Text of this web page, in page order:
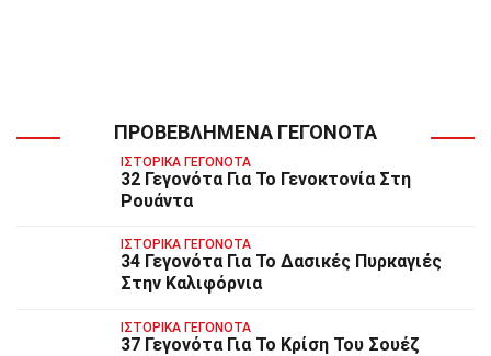
ΠΡΟΒΕΒΛΗΜΈΝΑ ΓΕΓΟΝΌΤΑ
ΙΣΤΟΡΙΚΆ ΓΕΓΟΝΌΤΑ
32 Γεγονότα Για Το Γενοκτονία Στη
Ρουάντα
ΙΣΤΟΡΙΚΆ ΓΕΓΟΝΌΤΑ
34 Γεγονότα Για Το Δασικές Πυρκαγιές
Στην Καλιφόρνια
ΙΣΤΟΡΙΚΆ ΓΕΓΟΝΌΤΑ
37 Γεγονότα Για Το Κρίση Του Σουέζ